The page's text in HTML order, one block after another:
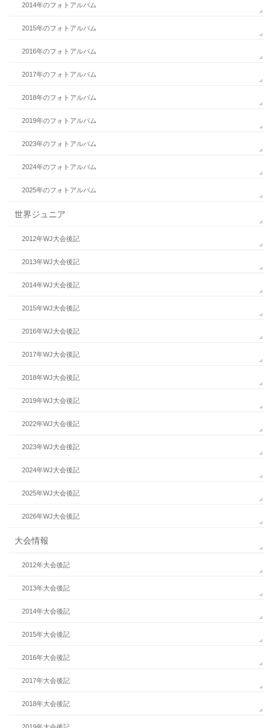
2014年のフォトアルバム
2015年のフォトアルバム
2016年のフォトアルバム
2017年のフォトアルバム
2018年のフォトアルバム
2019年のフォトアルバム
2023年のフォトアルバム
2024年のフォトアルバム
2025年のフォトアルバム
世界ジュニア
2012年WJ大会後記
2013年WJ大会後記
2014年WJ大会後記
2015年WJ大会後記
2016年WJ大会後記
2017年WJ大会後記
2018年WJ大会後記
2019年WJ大会後記
2022年WJ大会後記
2023年WJ大会後記
2024年WJ大会後記
2025年WJ大会後記
2026年WJ大会後記
大会情報
2012年大会後記
2013年大会後記
2014年大会後記
2015年大会後記
2016年大会後記
2017年大会後記
2018年大会後記